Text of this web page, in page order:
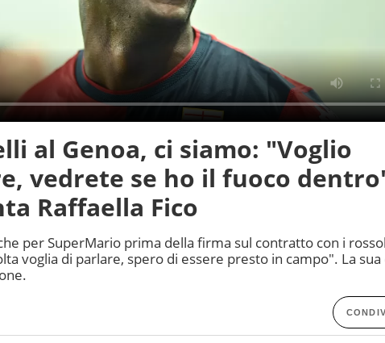
al Genoa, ci siamo: "Voglio
vedrete se ho il fuoco
Raffaella Fico
per SuperMario prima della firma sul contratto con i
voglia di parlare, spero di essere presto in campo". La sua